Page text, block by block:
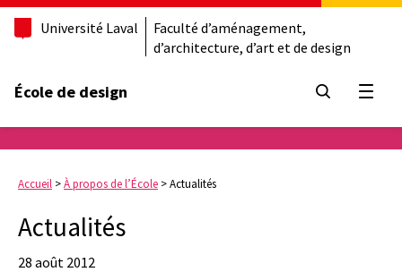
Université Laval
Faculté d’aménagement,
d’architecture, d’art et de design
École de design
Accueil >À propos de l’École >Actualités
Actualités
28 août 2012